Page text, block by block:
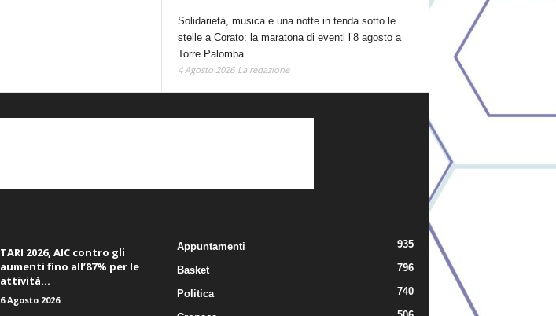
Solidarietà, musica e una notte in tenda sotto le
stelle a Corato: la maratona di eventi l’8 agosto a
Torre Palomba
4 Agosto 2026 La redazione
TARI 2026, AIC contro gli
aumenti fino all’87% per le
attività...
6 Agosto 2026
Appuntamenti 935
Basket 796
Politica 740